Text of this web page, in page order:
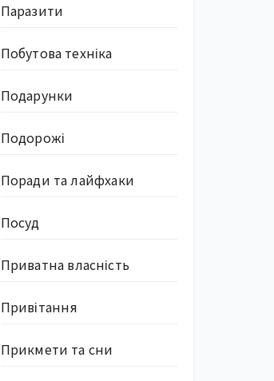
Паразити
Побутова техніка
Подарунки
Подорожі
Поради та лайфхаки
Посуд
Приватна власність
Привітання
Прикмети та сни